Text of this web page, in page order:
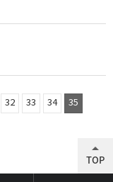
32 33 34 35
TOP